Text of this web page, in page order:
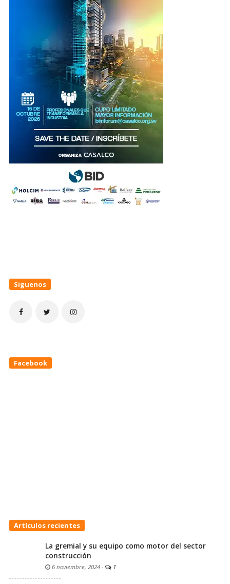
Siguenos
Facebook
Artículos recientes
La gremial y su equipo como motor del sector
construcción
6 noviembre, 2024 - 1